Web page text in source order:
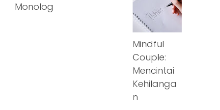
Monolog
Mindful
Couple:
Mencintai
Kehilanga
n